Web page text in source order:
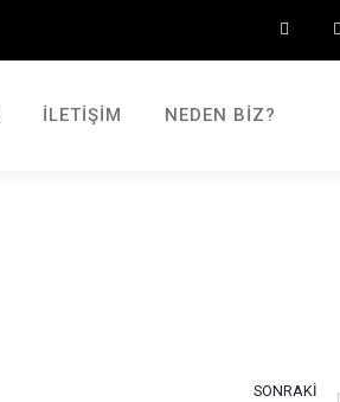
İLETIŞIM NEDEN BIZ?
SONRAKI